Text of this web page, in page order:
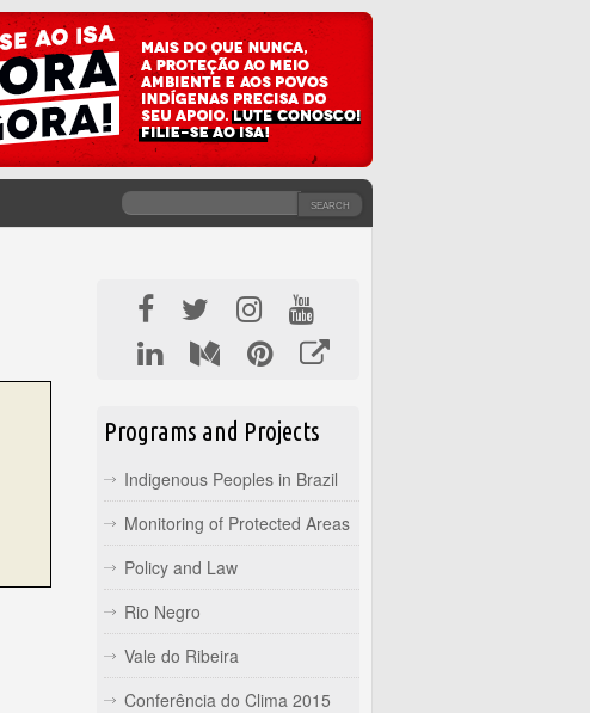
SEARCH FORM
SEARCH
Programs and Projects
Indigenous Peoples in Brazil
Monitoring of Protected Areas
Policy and Law
Rio Negro
Vale do Ribeira
Conferência do Clima 2015